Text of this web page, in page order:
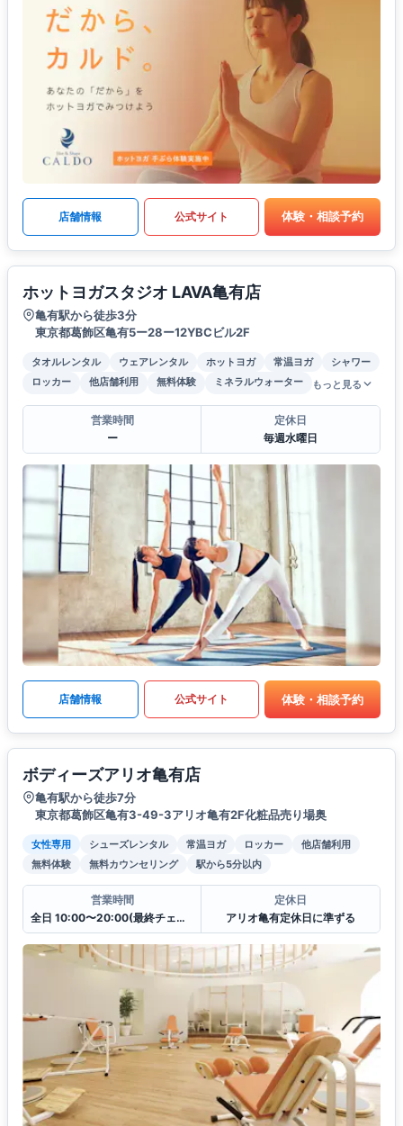
店舗情報 公式サイト 体験・相談予約
ホットヨガスタジオ LAVA亀有店
亀有駅から徒歩3分
東京都葛飾区亀有5ー28ー12YBCビル2F
タオルレンタル ウェアレンタル ホットヨガ 常温ヨガ
シャワー
ロッカー
他店舗利用 無料体験 ミネラルウォーター もっと見る
営業時間
ー
定休日
毎週水曜日
店舗情報 公式サイト 体験・相談予約
ボディーズアリオ亀有店
亀有駅から徒歩7分
東京都葛飾区亀有3-49-3アリオ亀有2F化粧品売り場奥
女性専用 シューズレンタル 常温ヨガ ロッカー
他店舗利用
無料体験
無料カウンセリング 駅から5分以内
営業時間
全日 10:00〜20:00(最終チェックイン19:30)
定休日
アリオ亀有定休日に準ずる